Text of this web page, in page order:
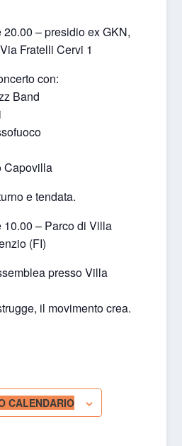
– presidio ex GKN,
Fratelli Cervi 1
con:
Band
Capovilla
e tendata.
10.00 – Parco di Villa
(FI)
presso Villa
il movimento crea.
CALENDARIO